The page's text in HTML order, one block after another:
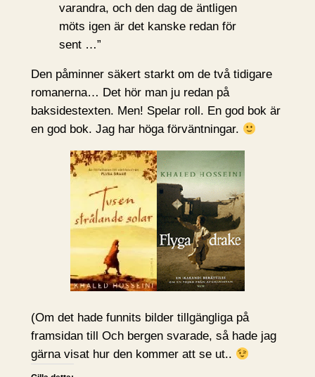
varandra, och den dag de äntligen
möts igen är det kanske redan för
sent …”
Den påminner säkert starkt om de två tidigare
romanerna… Det hör man ju redan på
baksidestexten. Men! Spelar roll. En god bok är
en god bok. Jag har höga förväntningar.
(Om det hade funnits bilder tillgängliga på
framsidan till Och bergen svarade, så hade jag
gärna visat hur den kommer att se ut..